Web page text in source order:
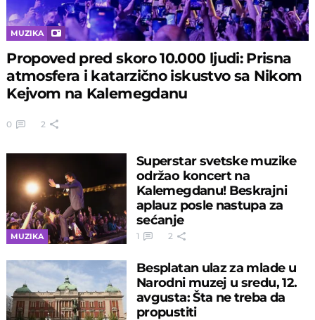
MUZIKA
Propoved pred skoro 10.000 ljudi: Prisna
atmosfera i katarzično iskustvo sa Nikom
Kejvom na Kalemegdanu
0 2
MUZIKA
Superstar svetske muzike
održao koncert na
Kalemegdanu! Beskrajni
aplauz posle nastupa za
sećanje
1 2
Besplatan ulaz za mlade u
Narodni muzej u sredu, 12.
avgusta: Šta ne treba da
propustiti